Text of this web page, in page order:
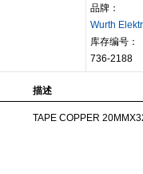
品牌：
Wurth
库存编号：
736-2188
描述
TAPE COPPER